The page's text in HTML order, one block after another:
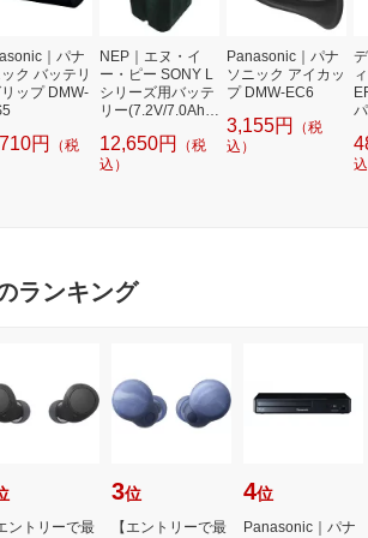
｜パナ
ク バッテリ
ップ DMW-
円
（税
NEP｜エヌ・イ
ー・ピー SONY L
シリーズ用バッテ
リー(7.2V/7.0Ah/5
E NEP
12,650円
（税
込）
Panasonic｜パナ
ソニック アイカッ
プ DMW-EC6
3,155円
（税
込）
ランキング
ントリーで最
3位
【エントリーで最
4位
Panasonic｜パナ